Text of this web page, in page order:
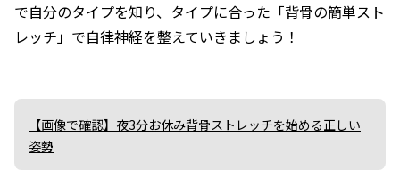
で自分のタイプを知り、タイプに合った「背骨の簡単スト
レッチ」で自律神経を整えていきましょう！
【画像で確認】夜3分お休み背骨ストレッチを始める正しい
姿勢